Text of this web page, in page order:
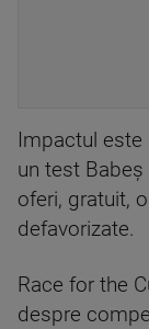
Impactul este
un test
oferi, gratuit,
defavorizate.
Race for the
despre